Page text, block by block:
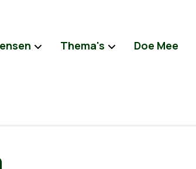
Thema's Doe Mee